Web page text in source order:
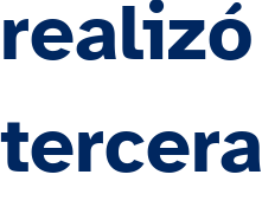
realizó
tercera